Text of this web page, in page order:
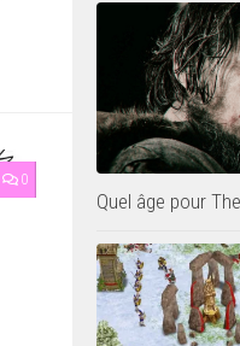
0
Quel âge pour